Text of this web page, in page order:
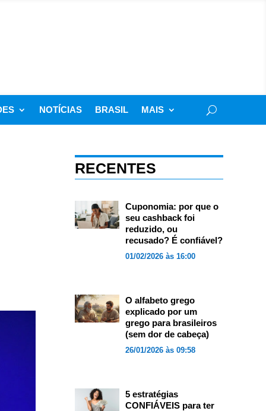
NOTÍCIAS BRASIL MAIS
RECENTES
Cuponomia: por que o
seu cashback foi
reduzido, ou
recusado? É confiável?
01/02/2026 às 16:00
O alfabeto grego
explicado por um
grego para brasileiros
(sem dor de cabeça)
26/01/2026 às 09:58
5 estratégias
CONFIÁVEIS para ter